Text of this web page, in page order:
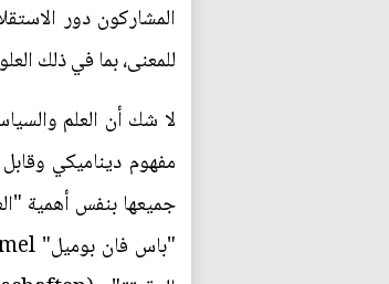
المشاركون دور
للمعنى، بما في ذلك
لا شك أن العلم
مفهوم ديناميكي
جميعها بنفس أهمية